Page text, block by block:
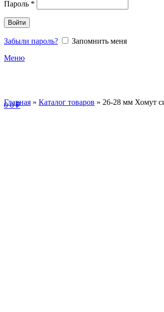
Пароль *
Войти
Забыли пароль?
Запомнить меня
Меню
00₽
Главная » Каталог товаров » 26-28 мм Хомут